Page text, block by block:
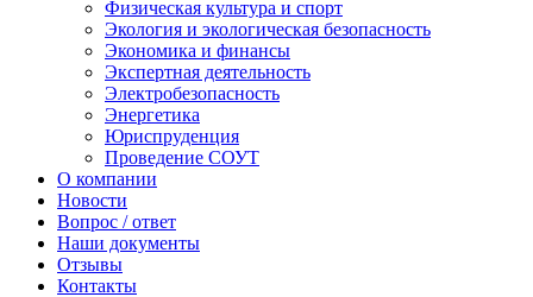
Физическая культура и спорт
Экология и экологическая безопасность
Экономика и финансы
Экспертная деятельность
Электробезопасность
Энергетика
Юриспруденция
Проведение СОУТ
О компании
Новости
Вопрос / ответ
Наши документы
Отзывы
Контакты